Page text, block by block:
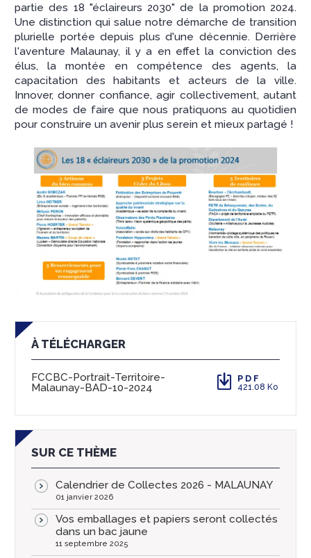
partie des 18 "éclaireurs 2030" de la promotion 2024.
Une distinction qui salue notre démarche de transition
plurielle portée depuis plus d'une décennie. Derrière
l'aventure Malaunay, il y a en effet la conviction des
élus, la montée en compétence des agents, la
capacitation des habitants et acteurs de la ville.
Innover, donner confiance, agir collectivement, autant
de modes de faire que nous pratiquons au quotidien
pour construire un avenir plus serein et mieux partagé !
À TÉLÉCHARGER
FCCBC-Portrait-Territoire-
Malaunay-BAD-10-2024
PDF
421.08 Ko
SUR CE THÈME
Calendrier de Collectes 2026 - MALAUNAY
01 janvier 2026
Vos emballages et papiers seront collectés
dans un bac jaune
11 septembre 2025